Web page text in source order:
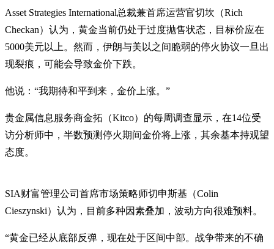
Asset Strategies International总裁兼首席运营官切坎（Rich
Checkan）认为，黄金当前仍处于过度抛售状态，目标价应在
5000美元以上。然而，伊朗与美以之间脆弱的停火协议一旦出
现裂痕，可能会导致金价下跌。
他说：“我期待和平到来，金价上涨。”
贵金属信息服务商金拓（Kitco）的每周调查显示，在14位受
访分析师中，半数预测停火期间金价将上涨，其余基本持观望
态度。
SIA财富管理公司首席市场策略师切申斯基（Colin
Cieszynski）认为，目前多种因素叠加，波动方向很难预料。
“黄金已经从底部反弹，现在处于区间中部。战争带来的不确